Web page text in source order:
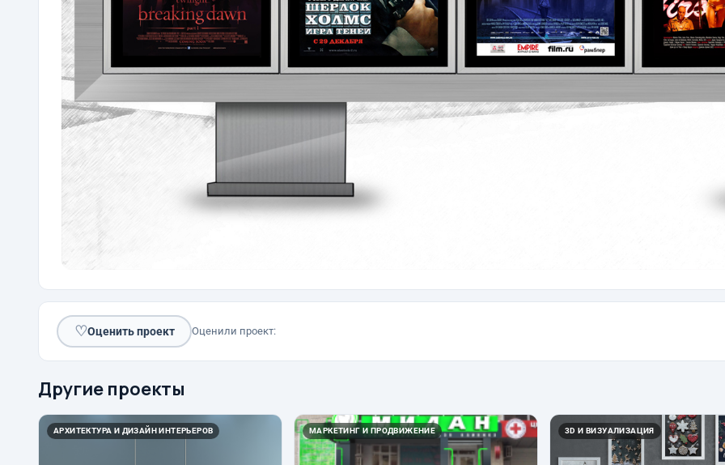
♡Оценить проект Оценили проект:
Другие проекты
АРХИТЕКТУРА И ДИЗАЙН ИНТЕРЬЕРОВ МАРКЕТИНГ И ПРОДВИЖЕНИЕ 3D И ВИЗУАЛИЗАЦИЯ